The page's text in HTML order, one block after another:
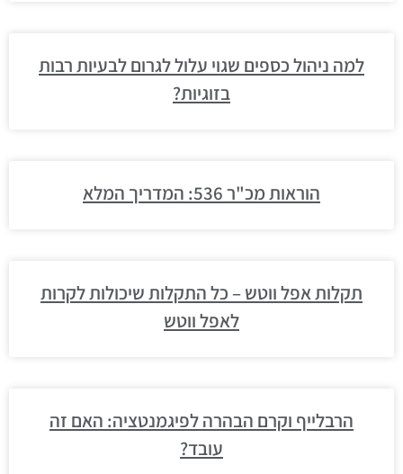
למה ניהול כספים שגוי עלול לגרום לבעיות רבות
בזוגיות?
הוראות מכ"ר 536: המדריך המלא
תקלות אפל ווטש – כל התקלות שיכולות לקרות
לאפל ווטש
הרבלייף וקרם הבהרה לפיגמנטציה: האם זה
עובד?